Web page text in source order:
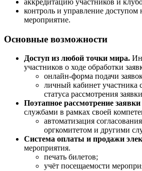
контроль и управление доступом
мероприятие.
Основные возможности
Доступ из любой точки мира.
участников о ходе обработки
онлайн-форма подачи
личный кабинет участника
статуса рассмотрения
Поэтапное рассмотрение заявки
службами в рамках своей
автоматизация
оргкомитетом и другими
Система оплаты и продажи
мероприятия.
печать билетов;
учёт посещаемости